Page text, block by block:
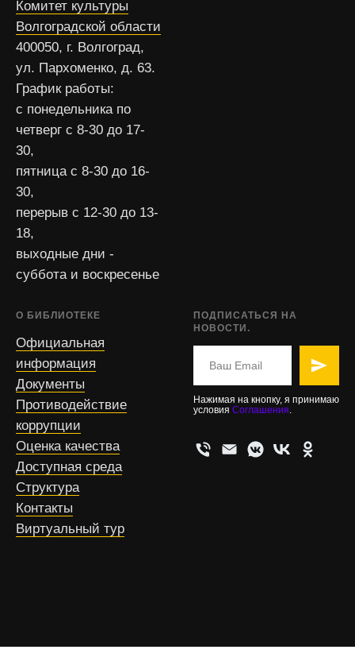
Комитет культуры
Волгоградской области
400050, г. Волгоград,
ул. Пархоменко, д. 63.
График работы:
с понедельника по
четверг с 8-30 до 17-
30,
пятница с 8-30 до 16-
30,
перерыв с 12-30 до 13-
18,
выходные дни -
суббота и воскресенье
О БИБЛИОТЕКЕ
Официальная
информация
Документы
Противодействие
коррупции
Оценка качества
Доступная среда
Структура
Контакты
Виртуальный тур
ПОДПИСАТЬСЯ НА
НОВОСТИ.
Нажимая на кнопку, я принимаю
условия Соглашения.